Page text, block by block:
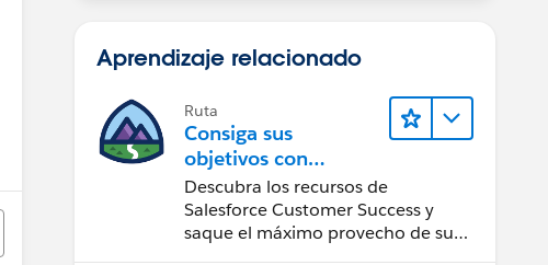
Aprendizaje relacionado
Ruta
Consiga sus
objetivos con
Salesforce Customer
Success
Descubra los recursos de
Salesforce Customer Success y
saque el máximo provecho de su